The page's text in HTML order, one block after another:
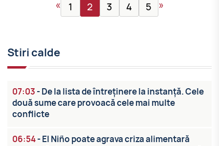
« 1 2 3 4 5 »
Stiri calde
07:03 -De la lista de întreținere la instanță. Cele
două sume care provoacă cele mai multe
conflicte
06:54-El Niño poate agrava criza alimentară